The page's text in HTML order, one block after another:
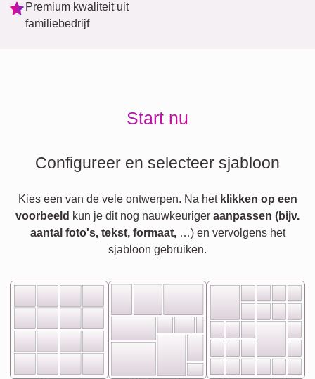
Premium kwaliteit uit
familiebedrijf
Start nu
Configureer en selecteer sjabloon
Kies een van de vele ontwerpen. Na het klikken op een
voorbeeld kun je dit nog nauwkeuriger aanpassen (bijv.
aantal foto's, tekst, formaat,…) en vervolgens het
sjabloon gebruiken.